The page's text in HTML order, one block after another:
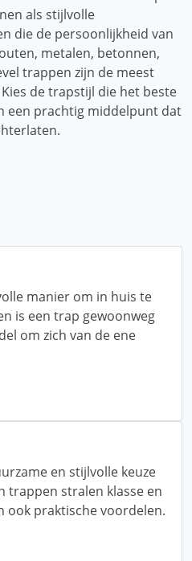
als stijlvolle
die de persoonlijkheid van
metalen, betonnen,
trappen zijn de meest
de trapstijl die het beste
een prachtig middelpunt dat
manier om in huis te
is een trap gewoonweg
om zich van de ene
en stijlvolle keuze
stralen klasse en
ook praktische voordelen.